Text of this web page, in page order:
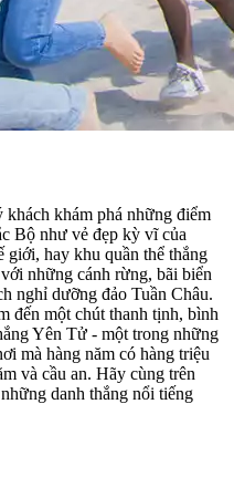
khám phá những điểm
Bộ như vẻ đẹp kỳ vĩ của
hay khu quần thể thắng
những cánh rừng, bãi biển
nghỉ dưỡng đảo Tuần Châu.
đến một chút thanh tịnh, bình
Yên Tử - một trong những
mà hàng năm có hàng triệu
và cầu an. Hãy cùng trên
danh thắng nổi tiếng